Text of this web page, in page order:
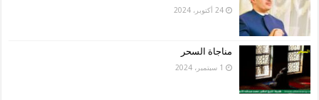
24 أكتوبر، 2024
مناجاة السحر
1 سبتمبر، 2024